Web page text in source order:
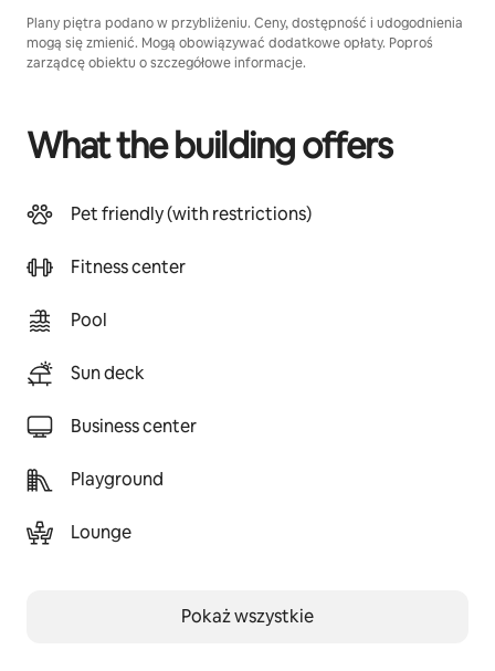
Plany piętra podano w przybliżeniu. Ceny, dostępność i udogodnienia
mogą się zmienić. Mogą obowiązywać dodatkowe opłaty. Poproś
zarządcę obiektu o szczegółowe informacje.
What the building offers
Pet friendly (with restrictions)
Fitness center
Pool
Sun deck
Business center
Playground
Lounge
Pokaż wszystkie